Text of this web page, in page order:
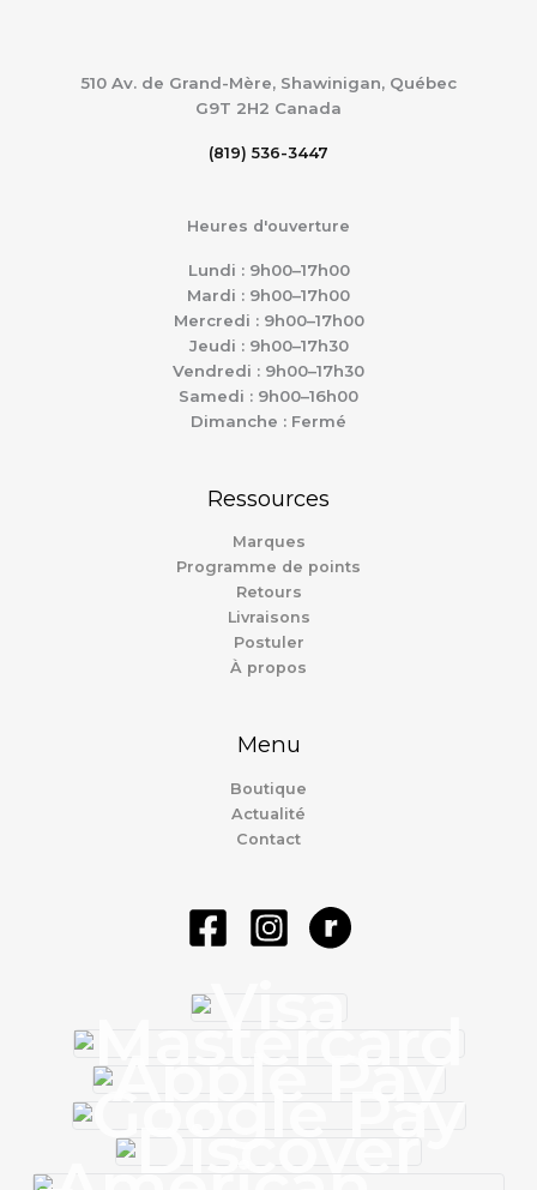
510 Av. de Grand-Mère, Shawinigan, Québec
G9T 2H2 Canada
(819) 536-3447
Heures d'ouverture
Lundi : 9h00–17h00
Mardi : 9h00–17h00
Mercredi : 9h00–17h00
Jeudi : 9h00–17h30
Vendredi : 9h00–17h30
Samedi : 9h00–16h00
Dimanche : Fermé
Ressources
Marques
Programme de points
Retours
Livraisons
Postuler
À propos
Menu
Boutique
Actualité
Contact